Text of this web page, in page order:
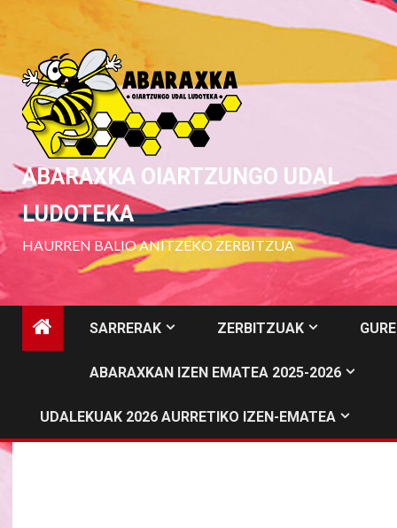
to
content
ABARAXKA OIARTZUNGO UDAL
LUDOTEKA
HAURREN BALIO ANITZEKO ZERBITZUA
SARRERAK ZERBITZUAK
ABARAXKAN IZEN EMATEA 2025-2026
UDALEKUAK 2026 AURRETIKO IZEN-EMATEA